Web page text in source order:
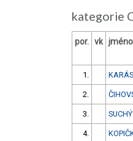
kategorie
por. vk jméno
1.
2.
3.
4.